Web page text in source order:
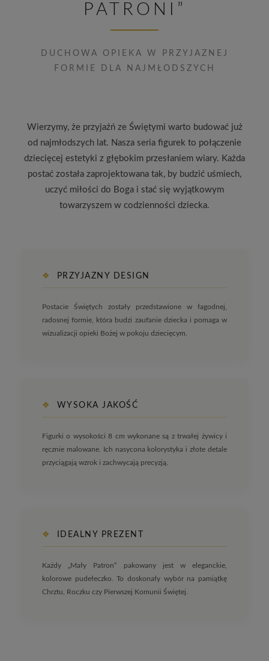
PATRONI”
DUCHOWA OPIEKA W PRZYJAZNEJ
FORMIE DLA NAJMŁODSZYCH
Wierzymy, że przyjaźń ze Świętymi warto budować już
od najmłodszych lat. Nasza seria figurek to połączenie
dziecięcej estetyki z głębokim przesłaniem wiary. Każda
postać została zaprojektowana tak, by budzić uśmiech,
uczyć miłości do Boga i stać się wyjątkowym
towarzyszem w codzienności dziecka.
❖ PRZYJAZNY DESIGN
Postacie Świętych zostały przedstawione w łagodnej,
radosnej formie, która budzi zaufanie dziecka i pomaga w
wizualizacji opieki Bożej w pokoju dziecięcym.
❖ WYSOKA JAKOŚĆ
Figurki o wysokości 8 cm wykonane są z trwałej żywicy i
ręcznie malowane. Ich nasycona kolorystyka i złote detale
przyciągają wzrok i zachwycają precyzją.
❖ IDEALNY PREZENT
Każdy „Mały Patron” pakowany jest w eleganckie,
kolorowe pudełeczko. To doskonały wybór na pamiątkę
Chrztu, Roczku czy Pierwszej Komunii Świętej.